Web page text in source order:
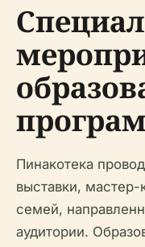
Пинакотека
выставки,
семей,
аудитории.